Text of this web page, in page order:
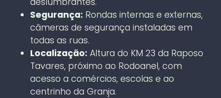
Segurança: Rondas internas e externas,
câmeras de segurança instaladas em
todas as ruas.
Localização: Altura do KM 23 da Raposo
Tavares, próximo ao Rodoanel, com
acesso a comércios, escolas e ao
centrinho da Granja.